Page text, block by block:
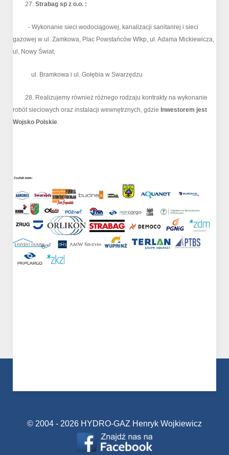
27. Strabag sp z o.o. :
- Wykonanie sieci wodociągowej, kanalizacji sanitanrej i sieci
gazowej w ul. Zamkowa, Plac Powstańców Wlkp, ul. Adama Mickiewicza,
ul. Nowy Świat,
ul. Bramkowa i ul. Gołębia w Swarzędzu
28. Realizujemy również różnego rodzaju kontrakty na wykonanie
robót sieciowych oraz instalacji wewnętrznych, gdzie Inwestorem jest
Wojsko Polskie
© 2004 - 2026 HYDRO-GAZ Henryk Wojkiewicz